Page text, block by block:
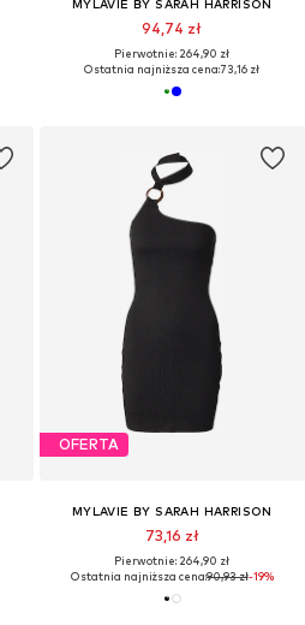
MYLAVIE BY SARAH HARRISON
94,74 zł
Pierwotnie: 264,90 zł
Ostatnia najniższa cena:73,16 zł
OFERTA
MYLAVIE BY SARAH HARRISON
73,16 zł
Pierwotnie: 264,90 zł
Ostatnia najniższa cena:90,93 zł-19%